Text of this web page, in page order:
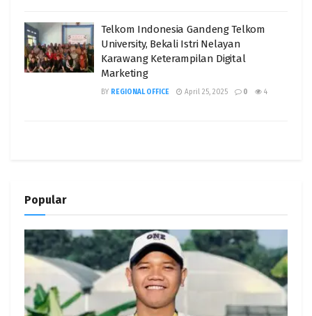
Telkom Indonesia Gandeng Telkom
University, Bekali Istri Nelayan
Karawang Keterampilan Digital
Marketing
BY REGIONAL OFFICE April 25, 2025 0 4
Popular